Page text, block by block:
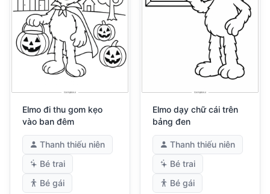
Elmo đi thu gom kẹo
vào ban đêm
Thanh thiếu niên
Bé trai
Bé gái
Elmo dạy chữ cái trên
bảng đen
Thanh thiếu niên
Bé trai
Bé gái